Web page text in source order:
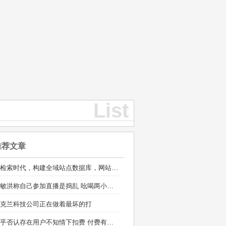
List
荐文章
AI检索时代，构建全域站点数据库，网站库上线运营
俞敏洪称自己参加直播是捣乱 吆喝两小时销售额100多万
兰科技公司正在做着最坏的打
知乎否认存在用户不知情下扣费 付费有标准的通知流程